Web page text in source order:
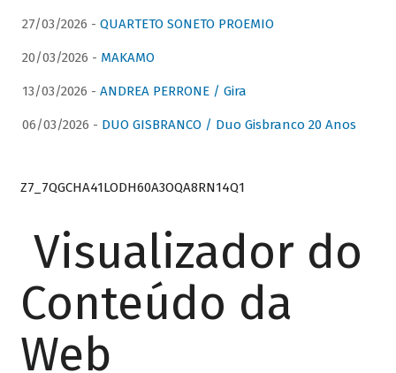
27/03/2026 - QUARTETO SONETO PROEMIO
20/03/2026 - MAKAMO
13/03/2026 - ANDREA PERRONE / Gira
06/03/2026 - DUO GISBRANCO / Duo Gisbranco 20 Anos
Z7_7QGCHA41LODH60A3OQA8RN14Q1
Visualizador do
Conteúdo da
Web